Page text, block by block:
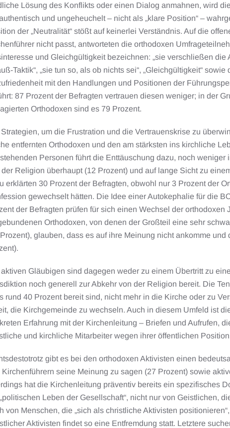
Lösung des Konflikts oder einen Dialog anmahnen, wird
und ungeheuchelt – nicht als „klare Position“ –
der „Neutralität“ stößt auf keinerlei Verständnis. Auf die
nicht passt, antworteten die orthodoxen
und Gleichgültigkeit bezeichnen: „sie verschließen die
Taktik“, „sie tun so, als ob nichts sei“, „Gleichgültigkeit“
mit den Handlungen und Positionen der
87 Prozent der Befragten vertrauen diesen weniger; in der
Orthodoxen sind es 79 Prozent.
um die Frustration und die Vertrauenskrise zu
entfernten Orthodoxen und den am stärksten ins kirchliche
Personen führt die Enttäuschung dazu, noch
Religion überhaupt (12 Prozent) und auf lange Sicht zu
erklärten 30 Prozent der Befragten, obwohl nur 3 Prozent der
gewechselt hätten. Die Idee einer Autokephalie für die
der Befragten prüfen für sich einen Wechsel der
Orthodoxen, von denen der Großteil eine sehr
glauben, dass es auf ihre Meinung nicht ankomme
Gläubigen sind dagegen weder zu einem Übertritt zu
noch generell zur Abkehr von der Religion bereit. Die
rund 40 Prozent bereit sind, nicht mehr in die Kirche oder zu
die Kirchgemeinde zu wechseln. Auch in diesem Umfeld ist
Erfahrung mit der Kirchenleitung – Briefen und Aufrufen,
und kirchliche Mitarbeiter wegen ihrer öffentlichen
gibt es bei den orthodoxen Aktivisten einen
Kirchenführern seine Meinung zu sagen (27 Prozent) sowie
hat die Kirchenleitung präventiv bereits ein spezifisches
Leben der Gesellschaft“, nicht nur von Geistlichen,
von Menschen, die „sich als christliche Aktivisten
Aktivisten findet so eine Entfremdung statt. Letztere